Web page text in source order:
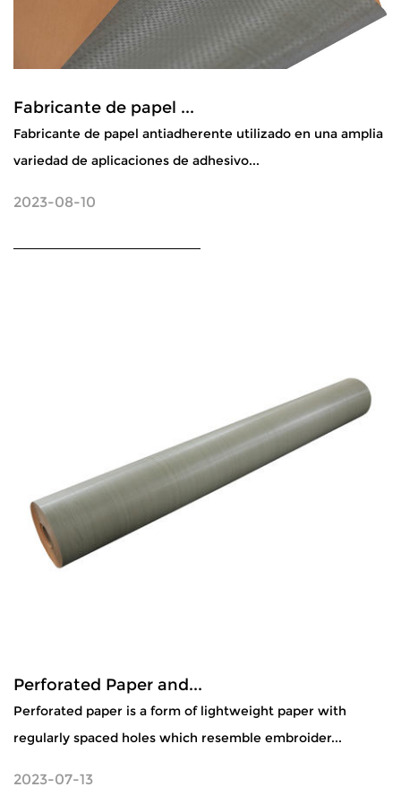
Fabricante de papel ...
Fabricante de papel antiadherente utilizado en una amplia
variedad de aplicaciones de adhesivo...
2023-08-10
Perforated Paper and...
Perforated paper is a form of lightweight paper with
regularly spaced holes which resemble embroider...
2023-07-13